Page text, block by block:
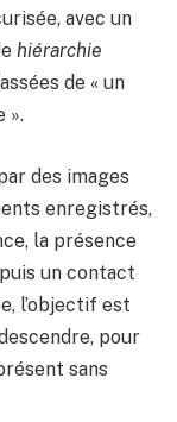
avec un
hiérarchie
de « un
».
des images
enregistrés,
la présence
un contact
l’objectif est
pour
sans